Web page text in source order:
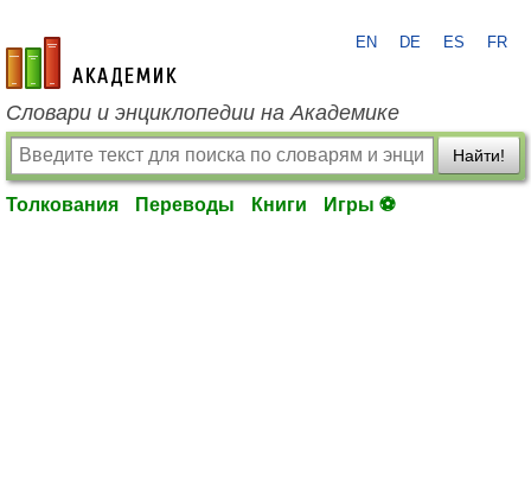
academic.ru
EN DE ES FR
Словари и энциклопедии на Академике
Найти!
Толкования Переводы Книги Игры ⚽